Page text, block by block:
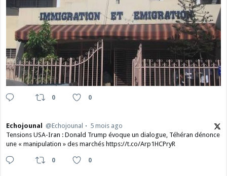
0 0
Echojounal @Echojounal
5 mois ago
Tensions USA-Iran : Donald Trump évoque un dialogue, Téhéran dénonce
une « manipulation » des marchés https://t.co/Arp1HCPryR
0 0